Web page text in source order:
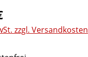
zzgl. Versandkosten